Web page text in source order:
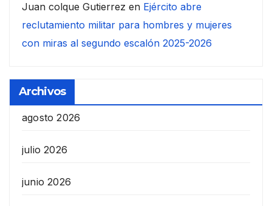
Juan colque Gutierrez en Ejército abre
reclutamiento militar para hombres y mujeres
con miras al segundo escalón 2025-2026
Archivos
agosto 2026
julio 2026
junio 2026